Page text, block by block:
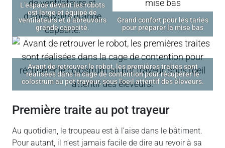
L’espace devant les robots
est large et équipé de
ventilateurs et d’abreuvoirs
grande capacité.
Grand confort pour les taries
pour préparer la mise bas
Avant de retrouver le robot, les premières traites sont
réalisées dans la cage de contention pour récupérer le
colostrum au pot trayeur, sous l’oeil attentif des éleveurs.
première traite au pot trayeur
Au quotidien, le troupeau est à l’aise dans le bâtiment.
Pour autant, il n’est jamais facile de dire au revoir à sa